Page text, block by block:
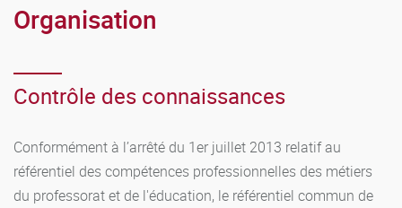
Organisation
Contrôle des connaissances
Conformément à l’arrêté du 1er juillet 2013 relatif au
référentiel des compétences professionnelles des métiers
du professorat et de l'éducation, le référentiel commun de